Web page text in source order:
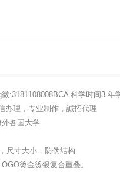
:3181108008BCA 科学时间3 年
办理，专业制作，誠招代理
各国大学
尺寸大小，防伪结构
烫金烫银复合重叠。